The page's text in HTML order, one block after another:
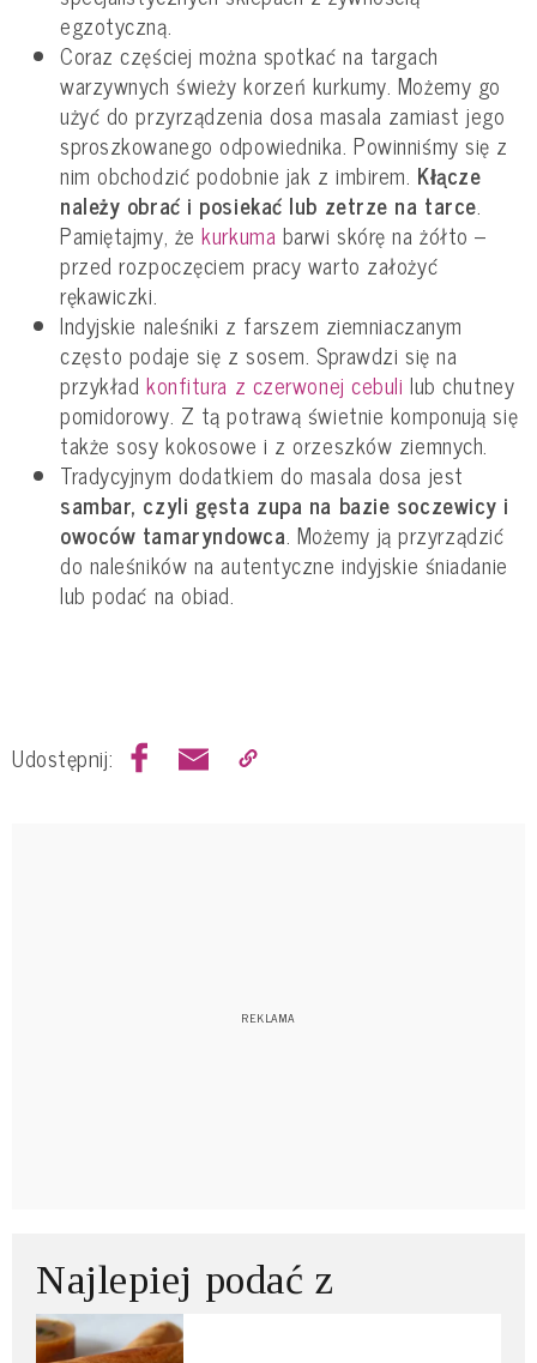
egzotyczną.
Coraz częściej można spotkać na targach
warzywnych świeży korzeń kurkumy. Możemy go
użyć do przyrządzenia dosa masala zamiast jego
sproszkowanego odpowiednika. Powinniśmy się z
nim obchodzić podobnie jak z imbirem. Kłącze
należy obrać i posiekać lub zetrze na tarce.
Pamiętajmy, żekurkuma barwi skórę na żółto –
przed rozpoczęciem pracy warto założyć
rękawiczki.
Indyjskie naleśniki z farszem ziemniaczanym
często podaje się z sosem. Sprawdzi się na
przykład konfitura z czerwonej cebuli lub chutney
pomidorowy. Z tą potrawą świetnie komponują się
także sosy kokosowe i z orzeszków ziemnych.
Tradycyjnym dodatkiem do masala dosa jest
sambar, czyli gęsta zupa na bazie soczewicy i
owoców tamaryndowca. Możemy ją przyrządzić
do naleśników na autentyczne indyjskie śniadanie
lub podać na obiad.
Udostępnij:
Najlepiej podać z